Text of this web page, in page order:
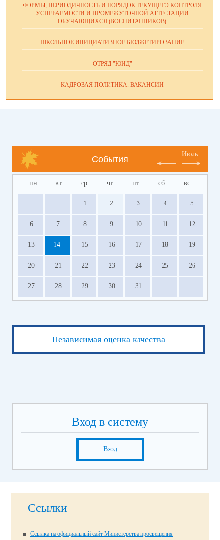
ФОРМЫ, ПЕРИОДИЧНОСТЬ И ПОРЯДОК ТЕКУЩЕГО КОНТРОЛЯ
УСПЕВАЕМОСТИ И ПРОМЕЖУТОЧНОЙ АТТЕСТАЦИИ
ОБУЧАЮЩИХСЯ (ВОСПИТАННИКОВ)
ШКОЛЬНОЕ ИНИЦИАТИВНОЕ БЮДЖЕТИРОВАНИЕ
ОТРЯД "ЮИД"
КАДРОВАЯ ПОЛИТИКА. ВАКАНСИИ
События
Июль
пн вт ср чт пт сб вс
1 2 3 4 5
6 7 8 9 10 11 12
13 14 15 16 17 18 19
20 21 22 23 24 25 26
27 28 29 30 31
Независимая оценка качества
Вход в систему
Вход
Ссылки
Ссылка на официальный сайт Министерства просвещения